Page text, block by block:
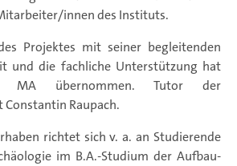
innen des Instituts.
Projektes mit seiner begleitenden
und die fachliche Unterstützung hat
MA übernommen. Tutor der
Raupach.
richtet sich v. a. an Studierende
im B.A.-Studium der Aufbau-